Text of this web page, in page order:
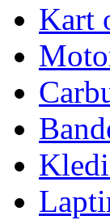
Kart